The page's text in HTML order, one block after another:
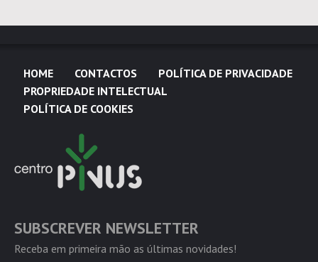
HOME CONTACTOS
POLÍTICA DE PRIVACIDADE
PROPRIEDADE INTELECTUAL
POLÍTICA DE COOKIES
SUBSCREVER NEWSLETTER
Receba em primeira mão as últimas novidades!